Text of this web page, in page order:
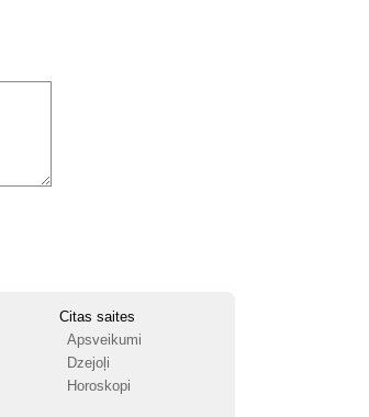
Citas saites
Apsveikumi
Dzejoļi
Horoskopi